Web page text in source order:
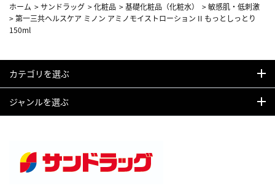
ホーム >サンドラッグ >化粧品 >基礎化粧品（化粧水） >敏感肌・低刺激
>第一三共ヘルスケア ミノン アミノモイストローション II もっとしっとり
150ml
カテゴリを選ぶ
ジャンルを選ぶ